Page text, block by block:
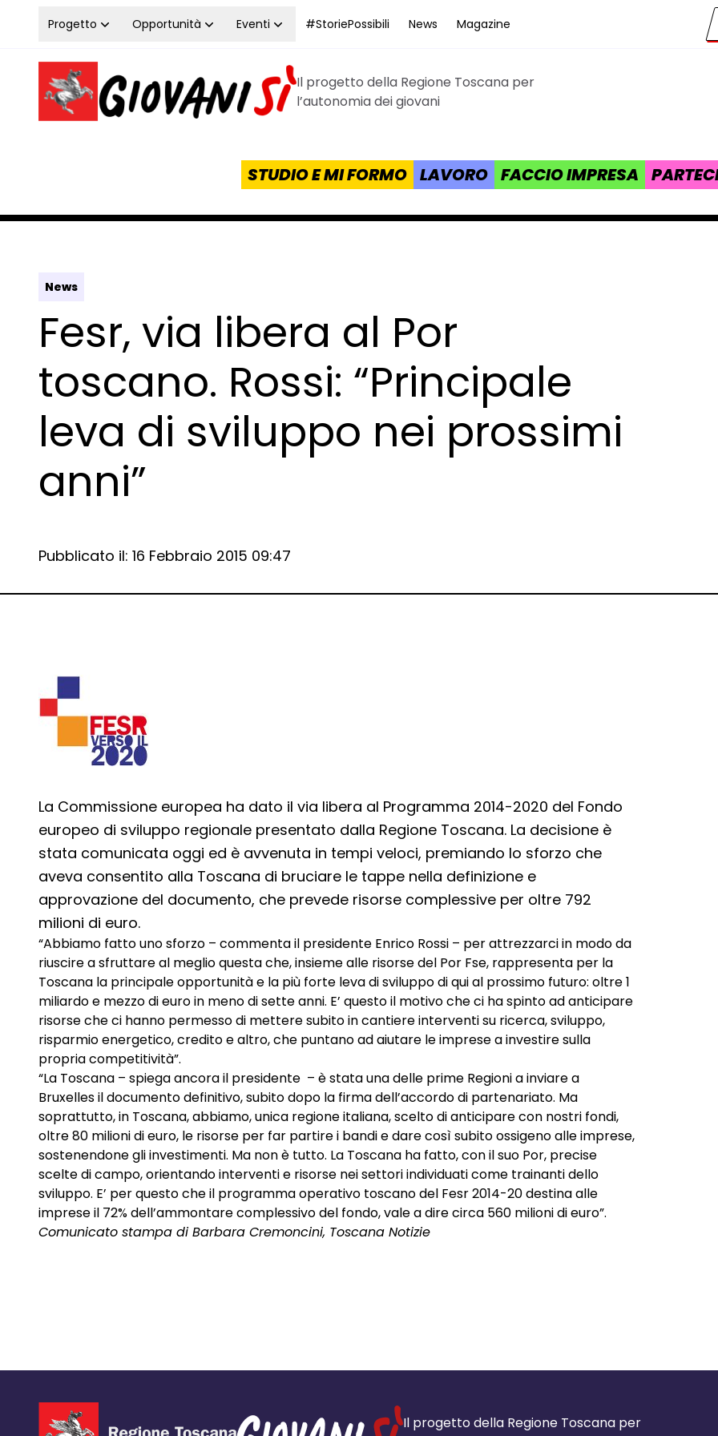
Vai al contenuto
Progetto Opportunità Eventi #StoriePossibili News Magazine
Homepage Giovanisì - Progetto della Regione Toscana
Il progetto della Regione Toscana per
l’autonomia dei giovani
STUDIO E MI FORMO LAVORO FACCIO IMPRESA
News
Fesr, via libera al Por
toscano. Rossi: “Principale
leva di sviluppo nei prossimi
anni”
Data e ora:
Pubblicato il: 16 Febbraio 2015 09:47
Dettagli articolo
La Commissione europea ha dato il via libera al Programma 2014-2020 del Fondo
europeo di sviluppo regionale presentato dalla Regione Toscana. La decisione è
stata comunicata oggi ed è avvenuta in tempi veloci, premiando lo sforzo che
aveva consentito alla Toscana di bruciare le tappe nella definizione e
approvazione del documento, che prevede risorse complessive per oltre 792
milioni di euro.
“Abbiamo fatto uno sforzo – commenta il presidente Enrico Rossi – per attrezzarci in modo da
riuscire a sfruttare al meglio questa che, insieme alle risorse del Por Fse, rappresenta per la
Toscana la principale opportunità e la più forte leva di sviluppo di qui al prossimo futuro: oltre 1
miliardo e mezzo di euro in meno di sette anni. E’ questo il motivo che ci ha spinto ad anticipare
risorse che ci hanno permesso di mettere subito in cantiere interventi su ricerca, sviluppo,
risparmio energetico, credito e altro, che puntano ad aiutare le imprese a investire sulla
propria competitività”.
“La Toscana – spiega ancora il presidente – è stata una delle prime Regioni a inviare a
Bruxelles il documento definitivo, subito dopo la firma dell’accordo di partenariato. Ma
soprattutto, in Toscana, abbiamo, unica regione italiana, scelto di anticipare con nostri fondi,
oltre 80 milioni di euro, le risorse per far partire i bandi e dare così subito ossigeno alle imprese,
sostenendone gli investimenti. Ma non è tutto. La Toscana ha fatto, con il suo Por, precise
scelte di campo, orientando interventi e risorse nei settori individuati come trainanti dello
sviluppo. E’ per questo che il programma operativo toscano del Fesr 2014-20 destina alle
imprese il 72% dell’ammontare complessivo del fondo, vale a dire circa 560 milioni di euro”.
Comunicato stampa di Barbara Cremoncini, Toscana Notizie
Il progetto della Regione Toscana per